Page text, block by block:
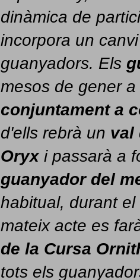
dinàmica de
incorpora un
guanyadors. Els
conjuntament a
d'ells rebrà un val
Oryx i passarà a
guanyador del
habitual, durant el
mateix acte es
de la Cursa
tots els